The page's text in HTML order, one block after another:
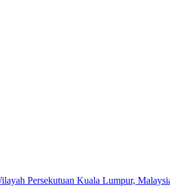
Persekutuan Kuala Lumpur,